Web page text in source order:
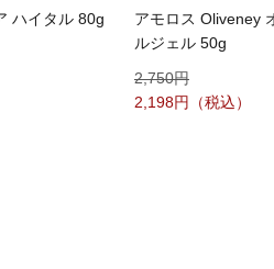
ハイタル 80g
アモロス Oliveney
ルジェル 50g
2,750
2,198